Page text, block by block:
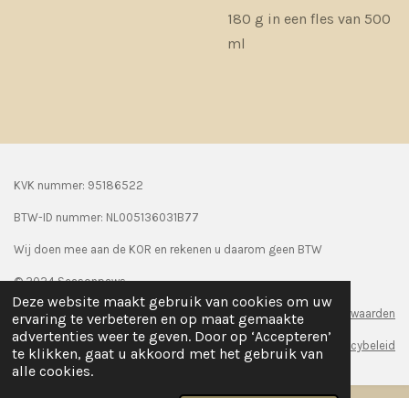
Deze website maakt gebruik van cookies om uw
ervaring te verbeteren en op maat gemaakte
advertenties weer te geven. Door op ‘Accepteren’
te klikken, gaat u akkoord met het gebruik van
alle cookies.
180 g in een fles van 500
ml
KVK nummer: 95186522
BTW-ID nummer: NL005136031B77
Wij doen mee aan de KOR en rekenen u daarom geen BTW
© 2024 Seasonpaws
Algemene voorwaarden
Privacybeleid